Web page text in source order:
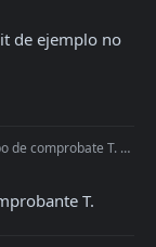
de ejemplo no
de la factura. Es factura T para turismo. En el listado co
T.